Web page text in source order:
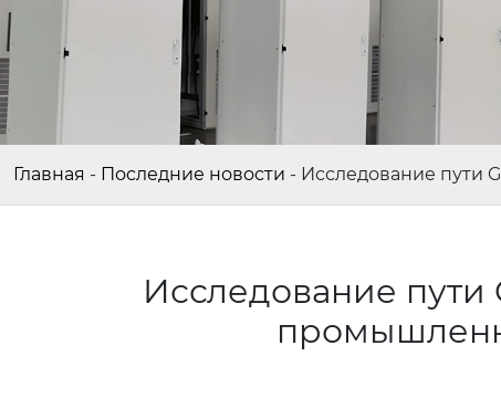
Главная - Последние новости - Исследование пути
Исследование пути